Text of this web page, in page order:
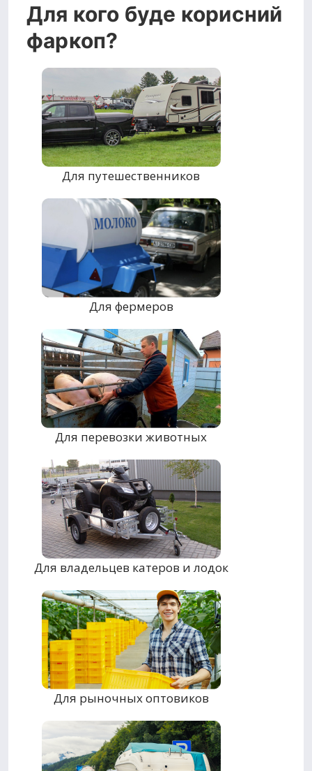
Для кого буде корисний
фаркоп?
Для путешественников
Для фермеров
Для перевозки животных
Для владельцев катеров и лодок
Для рыночных оптовиков